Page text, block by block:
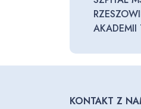
AKADEMII
KONTAKT Z